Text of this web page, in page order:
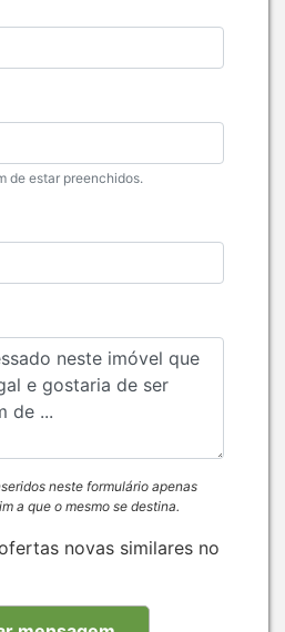
de estar preenchidos.
neste formulário apenas
a que o mesmo se destina.
novas similares no